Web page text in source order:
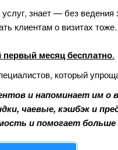
знает — без
клиентам о визитах
первый месяц бесплатно.
который
и напоминает им о
чаевые, кэшбэк и
и помогает